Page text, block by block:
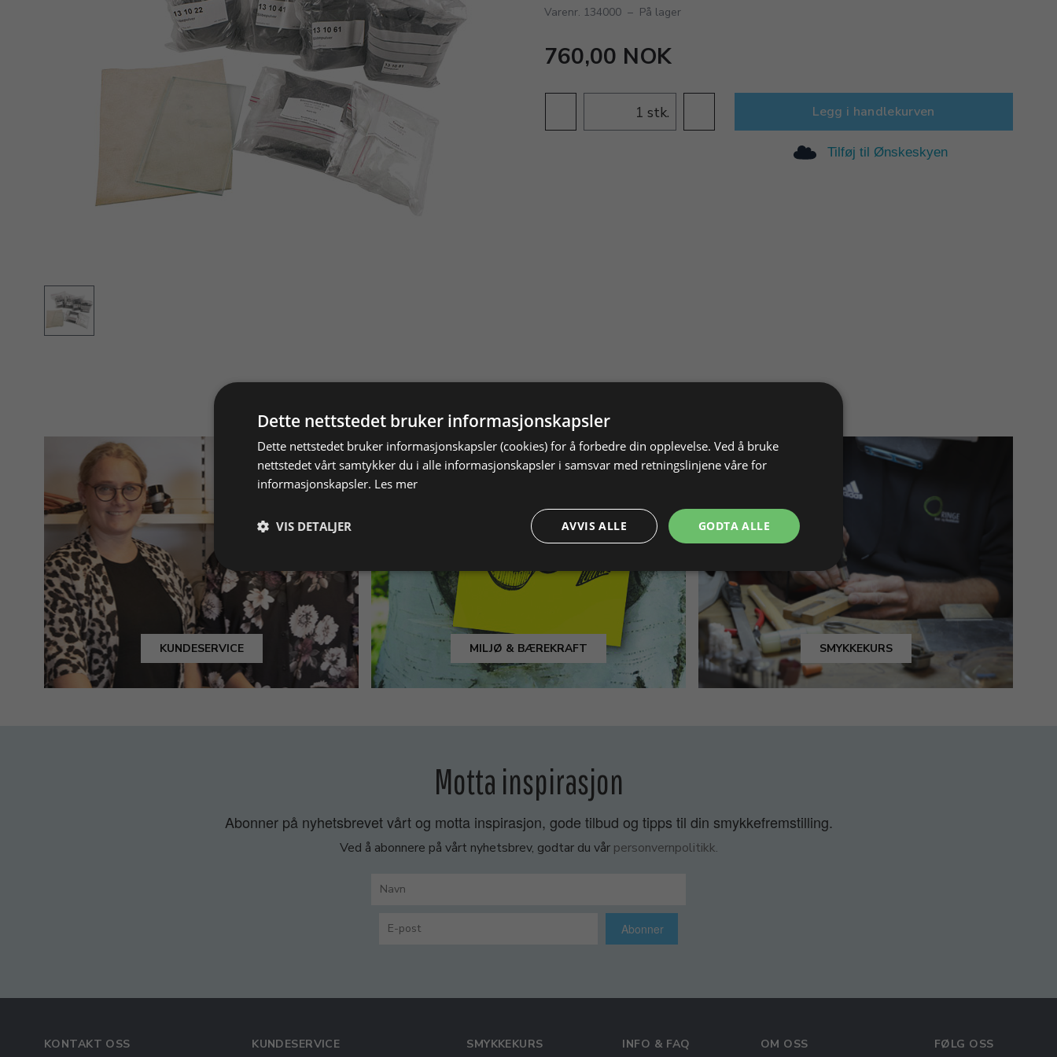
Varenr. 134000 – På lager
760,00 NOK
stk. Legg i handlekurven
Tilføj til Ønskeskyen
KUNDESERVICE MILJØ & BÆREKRAFT SMYKKEKURS
Motta inspirasjon
Abonner på nyhetsbrevet vårt og motta inspirasjon, gode tilbud og tipps til din smykkefremstilling.
Ved å abonnere på vårt nyhetsbrev, godtar du vår personvernpolitikk.
Abonner
KONTAKT OSS KUNDESERVICE SMYKKEKURS INFO & FAQ OM OSS FØLG OSS
Dette nettstedet bruker informasjonskapsler
Dette nettstedet bruker informasjonskapsler (cookies) for å forbedre din opplevelse. Ved å bruke
nettstedet vårt samtykker du i alle informasjonskapsler i samsvar med retningslinjene våre for
informasjonskapsler. Les mer
GODTA ALLE
AVVIS ALLE
VIS DETALJER